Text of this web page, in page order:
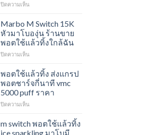
ปิดความเห็นบน
Switch
15K
วิธี
ดูด
พอต
ให้
ไอ
หัว
มา
โบ
สตอ
กลิ่น
Marbo M Switch 15K
หัวมาโบองุ่น ร้านขาย
พอตใช้แล้วทิ้งใกล้ฉัน
ปิดความเห็นบน
M
Switch
15K
หัว
มา
องุ่น
ร้าน
พอตใช้แล้วทิ้ง ส่งแกรป
พอตชาร์จกี่นาที vmc
5000 puff ราคา
ปิดความเห็นบน
m switch พอตใช้แล้วทิ้ง
ice sparkling มาโบมี